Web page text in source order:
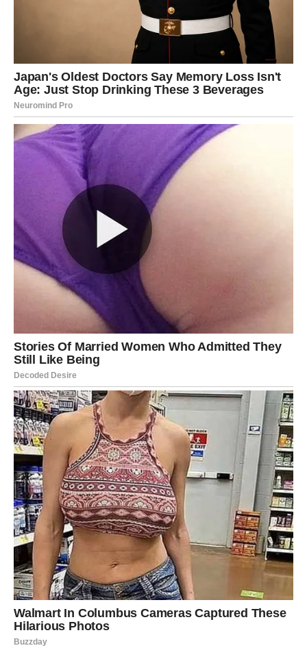
Bik ulazi u fazu u kojoj se polako smiruju tenzije koje su
ga dugo pritiskale. Iza njega je vreme u kojem je mnogo
razmišljao, preispitivao ljude, sopstvene odluke i buduće
korake. Sada počinje da oseća da se stvari vraćaju u neku
mirniju i stabilniju formu. To ne znači da će sve odjednom
biti savršeno, ali znači da Bik više neće imati osećaj da
sve mora da nosi sam i bez predaha.
Na ljubavnom planu dolazi nežnija energija. Bikovi koji su
u vezi mogu očekivati više mira, razgovora i osećaja
sigurnosti. Partner može pokazati više pažnje nego
ranije, a to će Bikovima mnogo značiti. Slobodni Bikovi
mogu upoznati osobu koja neće doći burno i naglo, već
tiho i postepeno, ali sa namerom da ostane duže nego što
se na početku čini.
Na finansijskom planu dolazi manja stabilizacija. Moguće
je da će Bik dobiti vest koja mu vraća mir ili mu pokazuje
da trud koji ulaže ipak nije uzaludan. Ovo je period u
kojem se savetuje strpljenje, ali i vera da ono što gradi
ima smisla.
Blizanci
Za Blizance dolazi veoma poseban period. Zvezde im
šalju nešto što se može nazvati pravim blagoslovom. To
ne mora biti samo jedna velika stvar. Ponekad blagoslov
dođe kao niz manjih događaja koji menjaju raspoloženje,
otvaraju vrata i vraćaju veru u život. Kod Blizanaca to
može biti dobra vest, neočekivana prilika, važan susret,
pomoć u pravom trenutku ili osećaj da konačno ulaze u
dane u kojima im se stvari nameštaju u korist.
Blizanci su u prethodnom periodu možda imali utisak da